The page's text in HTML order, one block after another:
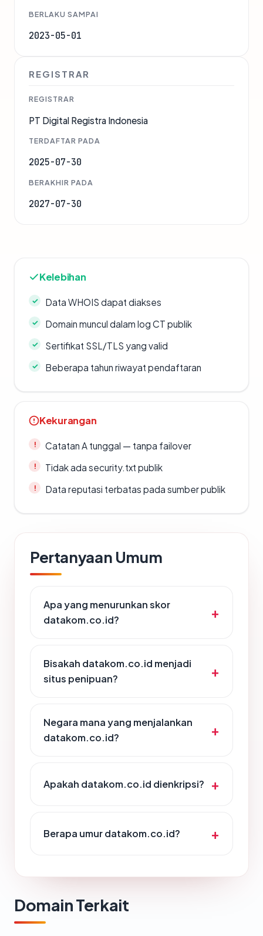
BERLAKU SAMPAI
2023-05-01
REGISTRAR
REGISTRAR
PT Digital Registra Indonesia
TERDAFTAR PADA
2025-07-30
BERAKHIR PADA
2027-07-30
Kelebihan
Data WHOIS dapat diakses
Domain muncul dalam log CT publik
Sertifikat SSL/TLS yang valid
Beberapa tahun riwayat pendaftaran
Kekurangan
Catatan A tunggal — tanpa failover
Tidak ada security.txt publik
Data reputasi terbatas pada sumber publik
Pertanyaan Umum
Apa yang menurunkan skor
datakom.co.id?
Bisakah datakom.co.id menjadi
situs penipuan?
Negara mana yang menjalankan
datakom.co.id?
Apakah datakom.co.id dienkripsi?
Berapa umur datakom.co.id?
Domain Terkait